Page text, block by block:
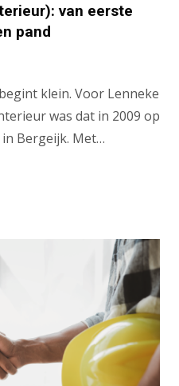
van eerste
pand
klein. Voor Lenneke
was dat in 2009 op
Bergeijk. Met…